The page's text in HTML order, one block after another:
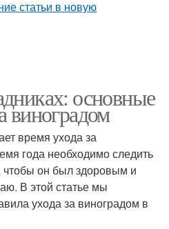
основные
виноградом
время ухода за
года необходимо следить
чтобы он был здоровым и
В этой статье мы
ухода за виноградом в